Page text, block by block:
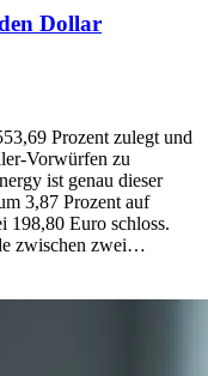
Dollar
Prozent zulegt und
Vorwürfen zu
ist genau dieser
3,87 Prozent auf
198,80 Euro schloss.
zwischen zwei…